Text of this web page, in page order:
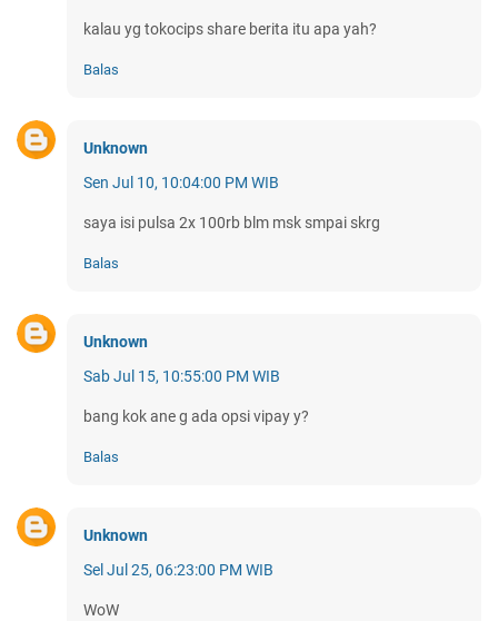
kalau yg tokocips share berita itu apa yah?
Balas
Unknown
Sen Jul 10, 10:04:00 PM WIB
saya isi pulsa 2x 100rb blm msk smpai skrg
Balas
Unknown
Sab Jul 15, 10:55:00 PM WIB
bang kok ane g ada opsi vipay y?
Balas
Unknown
Sel Jul 25, 06:23:00 PM WIB
WoW